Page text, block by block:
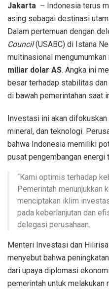
Jakarta – Indonesia terus
asing sebagai destinasi
Dalam pertemuan dengan
Council(USABC) di Istana
multinasional
miliar dolar AS. Angka ini
besar terhadap stabilitas
di bawah pemerintahan saat
Investasi ini akan
mineral, dan teknologi.
bahwa Indonesia memiliki
pusat pengembangan energi
“Kami optimis terhadap
Pemerintah menunjukkan
menciptakan iklim
pada keberlanjutan dan
delegasi perusahaan.
Menteri Investasi dan
menyebut bahwa
dari upaya diplomasi
pemerintah untuk melakukan